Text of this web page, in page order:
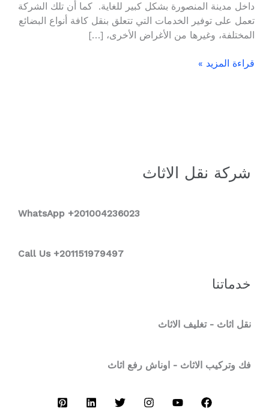
داخل مدينة المنصورة بشكل كبير للغاية. كما أن تلك الشركة
تعمل على توفير الخدمات التي تتعلق بنقل كافة أنواع البضائع
المختلفة، وغيرها من الأغراض الأخرى، […]
قراءة المزيد »
شركة نقل الاثاث
WhatsApp +201004236023
Call Us +201151979497
خدماتنا
نقل اثاث - تغليف الاثاث
فك وتركيب الاثاث - اوناش رفع اثاث